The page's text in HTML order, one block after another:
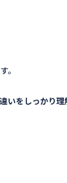
。
いをしっかり